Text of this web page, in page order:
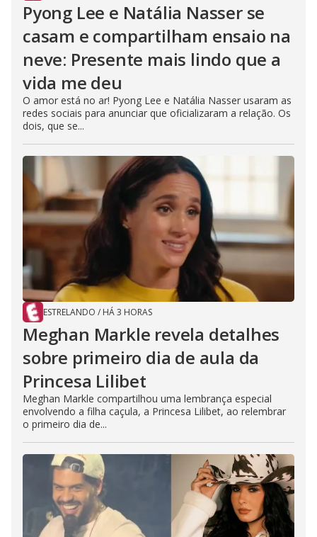
Pyong Lee e Natália Nasser se
casam e compartilham ensaio na
neve: Presente mais lindo que a
vida me deu
O amor está no ar! Pyong Lee e Natália Nasser usaram as
redes sociais para anunciar que oficializaram a relação. Os
dois, que se...
ESTRELANDO / HÁ 3 HORAS
Meghan Markle revela detalhes
sobre primeiro dia de aula da
Princesa Lilibet
Meghan Markle compartilhou uma lembrança especial
envolvendo a filha caçula, a Princesa Lilibet, ao relembrar
o primeiro dia de...